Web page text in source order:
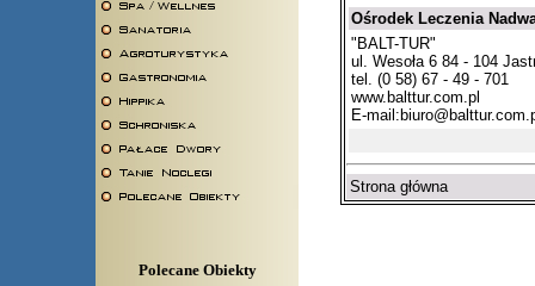
Polecane Obiekty
Ośrodek Leczenia
"BALT-TUR"
ul. Wesoła 6 84 - 104
tel. (0 58) 67 - 49 - 701
www.balttur.com.pl
E-mail:
Strona główna